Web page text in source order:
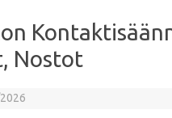
Nostot